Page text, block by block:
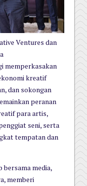
Ventures dan
memperkasakan
kreatif
dan sokongan
peranan
para artis,
seni, serta
tempatan dan
bersama media,
memberi